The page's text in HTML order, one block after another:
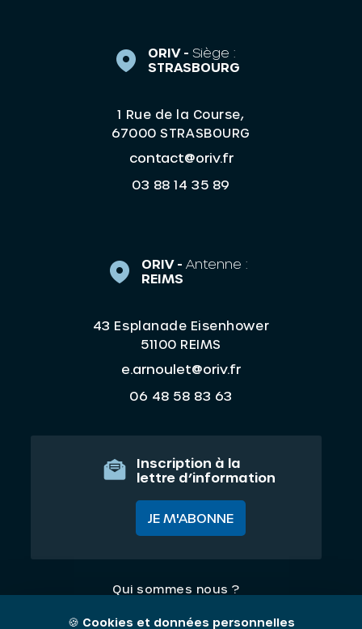
ORIV - Siège :
STRASBOURG
1 Rue de la Course,
67000 STRASBOURG
contact@oriv.fr
03 88 14 35 89
ORIV - Antenne :
REIMS
43 Esplanade Eisenhower
51100 REIMS
e.arnoulet@oriv.fr
06 48 58 83 63
Inscription à la
lettre d’information
JE M'ABONNE
Qui sommes nous ?
Nos thématiques
🍪 Cookies et données personnelles